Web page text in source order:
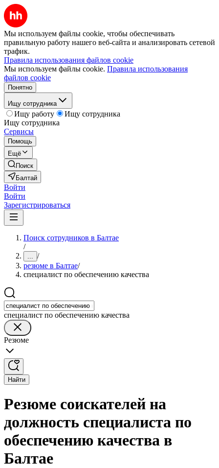
Мы используем файлы cookie, чтобы обеспечивать
правильную работу нашего веб-сайта и анализировать сетевой
трафик.
Правила использования файлов cookie
Мы используем файлы cookie. Правила использования
файлов cookie
Понятно
Ищу сотрудника
Ищу работу
Ищу сотрудника
Ищу сотрудника
Сервисы
Помощь
Ещё
Поиск
Балтай
Войти
Войти
Зарегистрироваться
Поиск сотрудников в Балтае
/
... /
резюме в Балтае/
специалист по обеспечению качества
специалист по обеспечению качества
Резюме
Найти
Резюме соискателей на
должность специалиста по
обеспечению качества в
Балтае